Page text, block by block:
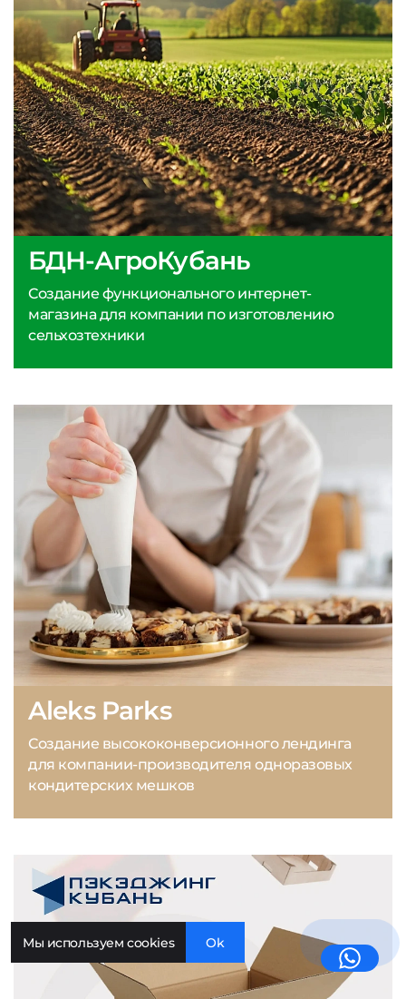
Aleks Parks
Создание высококонверсионного лендинга
для компании-производителя одноразовых
кондитерских мешков
БДН-АгроКубань
Создание функционального интернет-
магазина для компании по изготовлению
сельхозтехники
Мы используем cookies Ok